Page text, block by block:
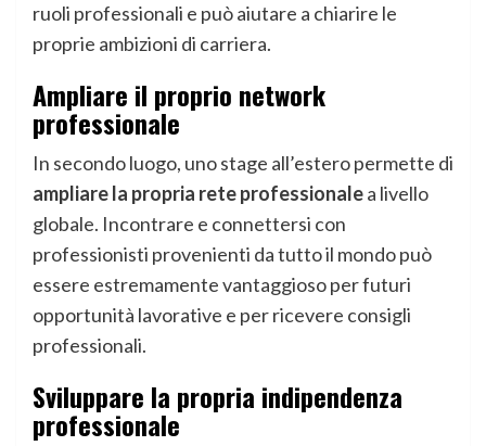
ruoli professionali e può aiutare a chiarire le
proprie ambizioni di carriera.
Ampliare il proprio network
professionale
In secondo luogo, uno stage all’estero permette di
ampliare la propria rete professionalea livello
globale. Incontrare e connettersi con
professionisti provenienti da tutto il mondo può
essere estremamente vantaggioso per futuri
opportunità lavorative e per ricevere consigli
professionali.
Sviluppare la propria indipendenza
professionale